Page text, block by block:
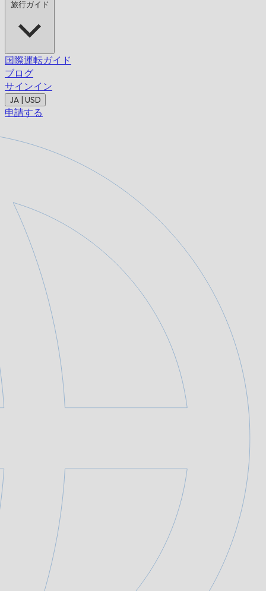
旅行ガイド
国際運転ガイド
ブログ
サインイン
JA | USD
申請する